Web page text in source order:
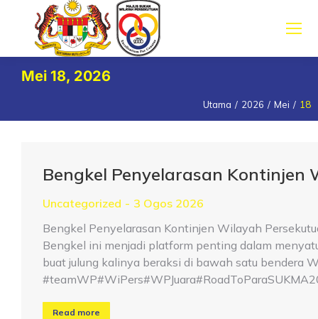
Mei 18, 2026
Utama 2026 Mei 18
Bengkel Penyelarasan Kontinjen
Uncategorized
3 Ogos 2026
Bengkel Penyelarasan Kontinjen Wilayah
Bengkel ini menjadi platform penting dalam
buat julung kalinya beraksi di bawah satu bendera
Read more